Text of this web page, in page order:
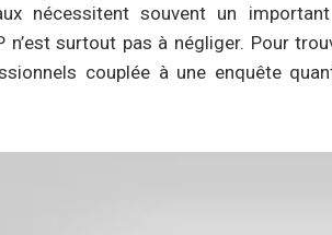
nécessitent souvent un
n’est surtout pas à négliger. Pour
couplée à une enquête